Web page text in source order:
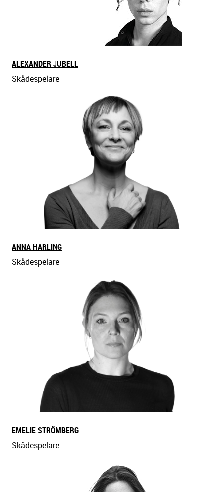
ALEXANDER JUBELL
Skådespelare
ANNA HARLING
Skådespelare
EMELIE STRÖMBERG
Skådespelare